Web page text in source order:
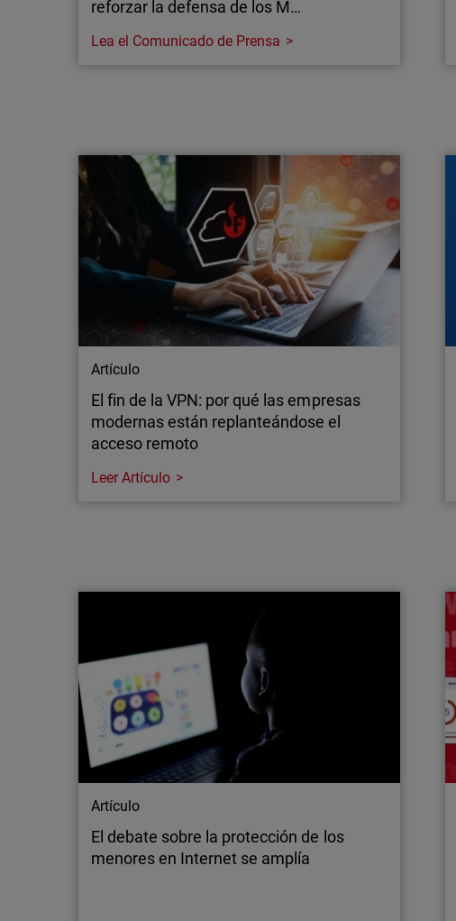
reforzar la defensa de los M…
reforzar la defensa de los M…
Madrid, 21 de julio de 2026 – WatchGuard
Technologies, líder global en ciberseguridad
unificada para proveedores de servicios
gestionados (MSP), anuncia nuevas
inversiones en IA de vanguardia aplicada a la
seguridad de las aplicaciones, ampliando así
el acceso a capacidades avanzadas tanto de
OpenAI…
Lea el Comunicado de Prensa
Artículo
El fin de la VPN: por qué las empresas
modernas están replanteándose el
acceso remoto
dejando atrás las VPN y adoptando el acceso
Zero Trust. Únete a nuestro webinar para
conocer el futuro de la conectividad segura
Leer Artículo
Artículo
El debate sobre la protección de los
menores en Internet se amplía